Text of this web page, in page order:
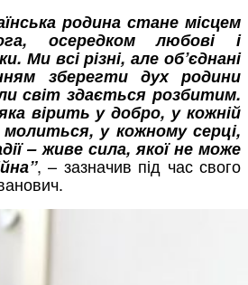
родина стане місцем
осередком любові і
Ми всі різні, але об’єднані
зберегти дух родини
світ здається розбитим.
вірить у добро, у кожній
у кожному серці,
– живе сила, якої не може
, – зазначив під час свого